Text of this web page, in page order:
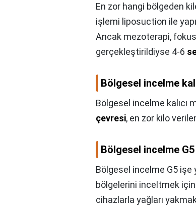
En zor hangi bölgeden
işlemi liposuction ile
Ancak mezoterapi,
gerçekleştirildiyse 4-6
Bölgesel incelme
Bölgesel incelme kalıcı
çevresi, en zor kilo
Bölgesel incelme
Bölgesel incelme G5 işe
bölgelerini inceltmek
cihazlarla yağları